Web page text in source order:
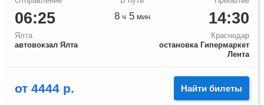
06:25
Ялта
автовокзал Ялта
14:30
Краснодар
остановка Гипермаркет
Лента
8ч 5мин
от 4444 р. Найти билеты